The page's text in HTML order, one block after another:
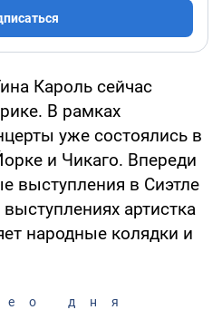
Кароль сейчас
В рамках
уже состоялись в
и Чикаго. Впереди
выступления в Сиэтле
артистка
народные колядки и
дня